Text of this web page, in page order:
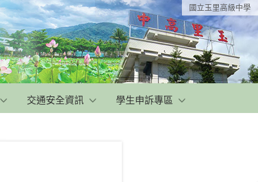
國立玉里高級中學
交通安全資訊 學生申訴專區